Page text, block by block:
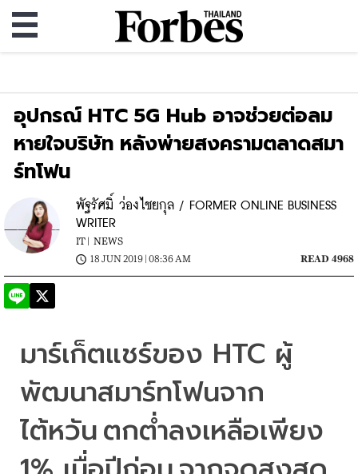
อุปกรณ์ HTC 5G Hub อาจช่วยต่อลม
หายใจบริษัท หลังพ่ายสงครามตลาดสมา
ร์ทโฟน
พัฐรัศมิ์ ว่องไชยกุล / FORMER ONLINE BUSINESS
WRITER
IT |
NEWS
18 JUN 2019 | 08:36 AM
READ 4968
มาร์เก็ตแชร์ของ HTC ผู้
พัฒนาสมาร์ทโฟนจาก
ไต้หวันตกต่ำลงเหลือเพียง